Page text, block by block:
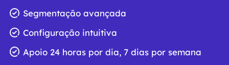
Segmentação avançada
Configuração intuitiva
Apoio 24 horas por dia, 7 dias por semana